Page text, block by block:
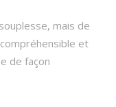
mais de
et
de façon